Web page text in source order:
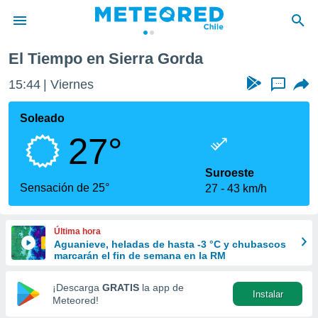
de
por
que se
calidad.
a este
las
y
forma
digital
basada
El Tiempo en Sierra Gorda
15:44 Viernes ...
Soleado
27°
Sensación de 25°
Suroeste
27
43 km/h
Última hora
Aguanieve, heladas de hasta -3 °C y chubascos
marcarán el fin de semana en la RM
¡Descarga GRATIS la app de
Meteored!
Instalar